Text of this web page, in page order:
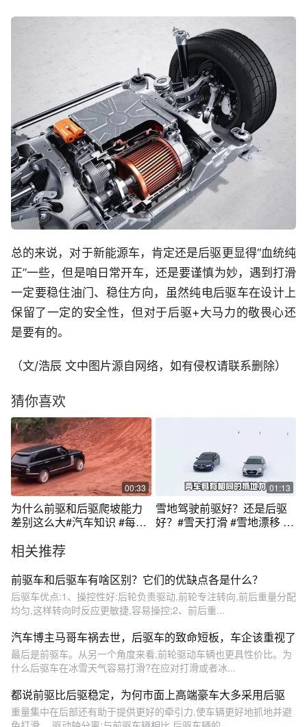
总的来说，对于新能源车，肯定还是后驱更显得“血统纯
正”一些，但是咱日常开车，还是要谨慎为妙，遇到打滑
一定要稳住油门、稳住方向，虽然纯电后驱车在设计上
保留了一定的安全性，但对于后驱+大马力的敬畏心还
是要有的。
（文/浩辰 文中图片源自网络，如有侵权请联系删除）
猜你喜欢
00:33
为什么前驱和后驱爬坡能力
差别这么大#汽车知识 #每天
01:13
雪地驾驶前驱好？还是后驱
好？#雪天打滑 #雪地漂移 #
相关推荐
前驱车和后驱车有啥区别？它们的优缺点各是什么？
后驱车优点:1、操控性好:后轮负责驱动,前轮专注转向,前后重量分配
均匀,这样转向时反应更敏捷,容易操控;2、前后重...
汽车博主马哥车祸去世，后驱车的致命短板，车企该重视了
最后是前驱车。从另一个角度来看,前轮驱动车辆也更具性价比。为
什么后驱车在冰雪天气容易打滑?在应对打滑或者冰...
都说前驱比后驱稳定，为何市面上高端豪车大多采用后驱
重量集中在后部还有助于提供更好的牵引力,使车辆更好地抓地并避